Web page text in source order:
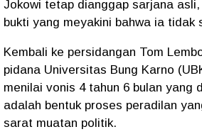
Jokowi tetap dianggap sarjana
bukti yang meyakini bahwa ia tidak
Kembali ke persidangan Tom
pidana Universitas Bung Karno
menilai vonis 4 tahun 6 bulan yang
adalah bentuk proses peradilan
sarat muatan politik.